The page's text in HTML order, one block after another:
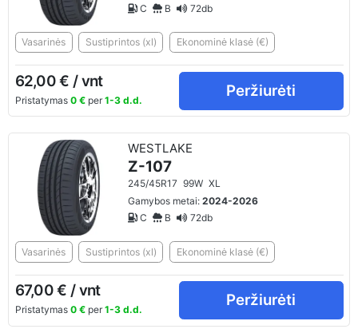
C
B 72db
Vasarinės Sustiprintos (xl) Ekonominė klasė (€)
62,00 € / vnt
Pristatymas 0 €per 1-3 d.d.
Peržiurėti
WESTLAKE
Z-107
245/45R17 99W XL
Gamybos metai:2024-2026
C
B 72db
Vasarinės Sustiprintos (xl) Ekonominė klasė (€)
67,00 € / vnt
Pristatymas 0 €per 1-3 d.d.
Peržiurėti